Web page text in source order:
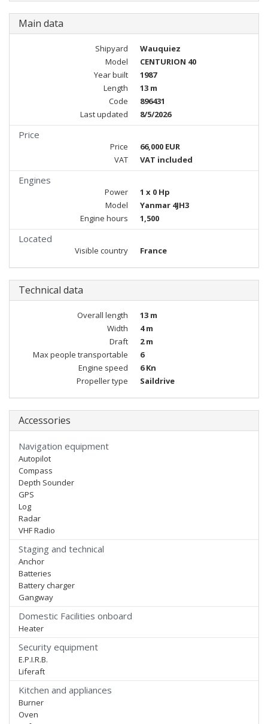
Main data
Shipyard
Wauquiez
Model
CENTURION 40
Year built
1987
Length
13 m
Code
896431
Last updated
8/5/2026
Price
Price
66,000 EUR
VAT
VAT included
Engines
Power
1 x 0 Hp
Model
Yanmar 4JH3
Engine hours
1,500
Located
Visible country France
Technical data
Overall length
13 m
Width
4 m
Draft
2 m
Max people transportable
6
Engine speed
6 Kn
Propeller type
Saildrive
Accessories
Navigation equipment
Autopilot
Compass
Depth Sounder
GPS
Log
Radar
VHF Radio
Staging and technical
Anchor
Batteries
Battery charger
Gangway
Domestic Facilities onboard
Heater
Security equipment
E.P.I.R.B.
Liferaft
Kitchen and appliances
Burner
Oven